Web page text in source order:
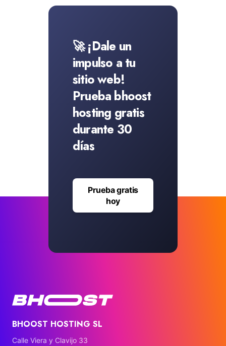
🚀 ¡Dale un
impulso a tu
sitio web!
Prueba bhoost
hosting gratis
durante 30
días
Prueba gratis
hoy
BHOOST HOSTING SL
Calle Viera y Clavijo 33